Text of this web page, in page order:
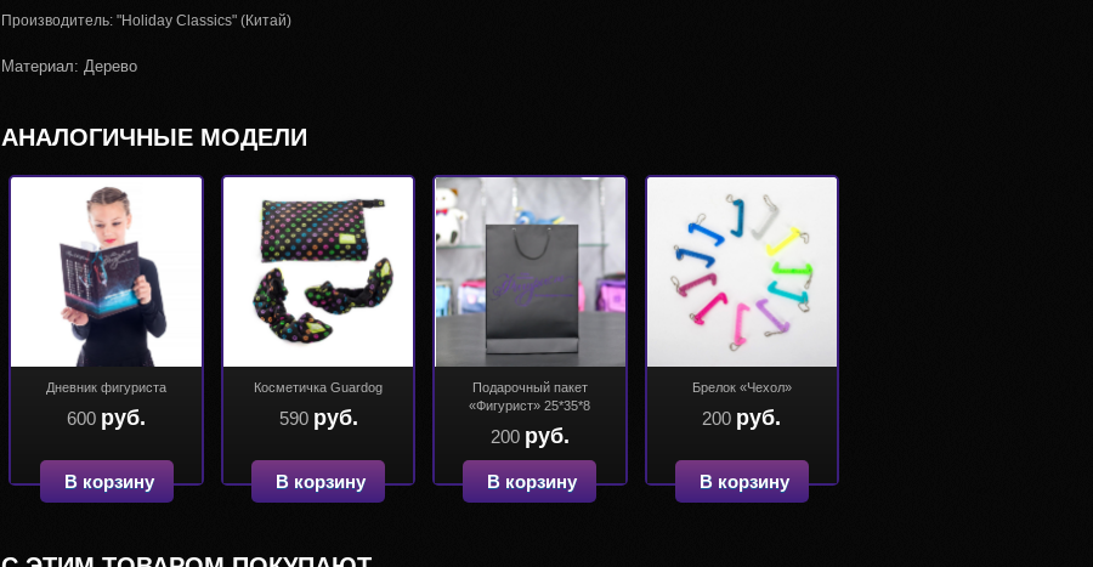
Производитель: "Holiday Classics" (Китай)
Материал: Дерево
АНАЛОГИЧНЫЕ МОДЕЛИ
Дневник фигуриста
600 руб.
В корзину
Косметичка Guardog
590 руб.
В корзину
Подарочный пакет
«Фигурист» 25*35*8
200 руб.
В корзину
Брелок «Чехол»
200 руб.
В корзину